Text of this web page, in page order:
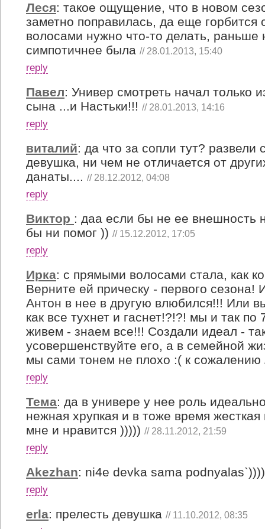
Леся: такое ощущение, что в новом
заметно поправилась, да еще
волосами нужно что-то делать, раньше
симпотичнее была // 28.01.2013, 15:40
reply
Павел: Универ смотреть начал только
сына ...и Настьки!!! // 28.01.2013, 14:16
reply
виталий: да что за сопли тут? развели
девушка, ни чем не отличается от
данаты.... // 28.12.2012, 04:08
reply
Виктор : даа если бы не ее внешность
бы ни помог )) // 15.12.2012, 17:05
reply
Ирка: с прямыми волосами стала, как
Верните ей прическу - первого сезона!
Антон в нее в другую влюбился!!! Или
как все тухнет и гаснет!?!?! мы и так
живем - знаем все!!! Создали идеал -
усовершенствуйте его, а в семейной
мы сами тонем не плохо :( к сожалению
reply
Тема: да в универе у нее роль
нежная хрупкая и в тоже время
мне и нравится ))))) // 28.11.2012, 21:59
reply
Akezhan: ni4e devka sama
reply
erla: прелесть девушка // 11.10.2012, 08:35